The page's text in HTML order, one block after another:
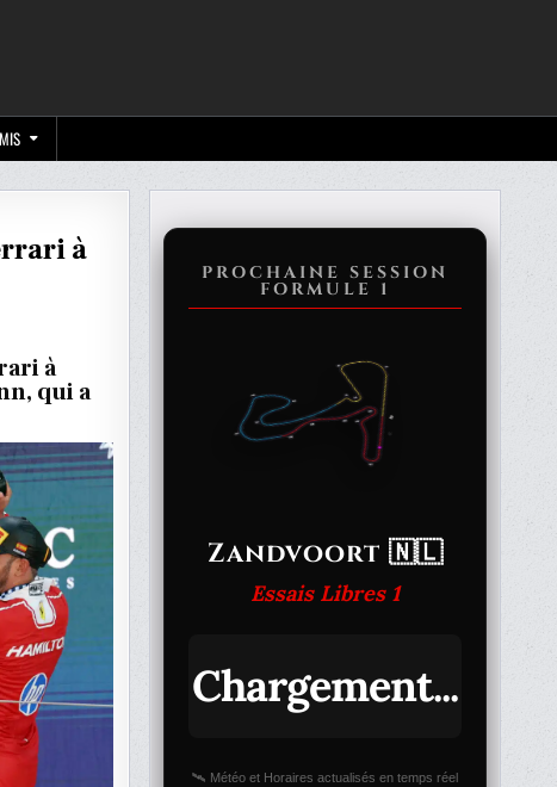
à
à
qui a
PROCHAINE SESSION
FORMULE 1
Zandvoort 🇳🇱
Essais Libres 1
Chargement...
🛰️ Météo et Horaires actualisés en temps réel